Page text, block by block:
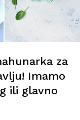
za
Imamo
ili glavno